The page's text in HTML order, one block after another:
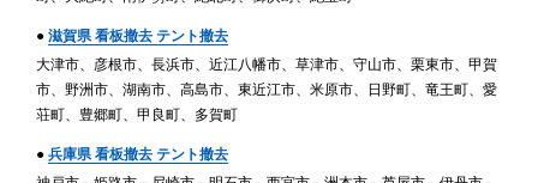
● 滋賀県 看板撤去 テント撤去
大津市、彦根市、長浜市、近江八幡市、草津市、守山市、栗東市、甲賀
市、野洲市、湖南市、高島市、東近江市、米原市、日野町、竜王町、愛
荘町、豊郷町、甲良町、多賀町
● 兵庫県 看板撤去 テント撤去